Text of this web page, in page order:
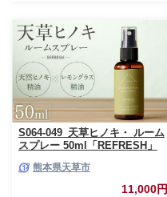
ーパー 人気 おすすめ [sf001-
012]
S064-049_天草ヒノキ・ ルーム
スプレー 50ml「REFRESH」
熊本県天草市
11,000円